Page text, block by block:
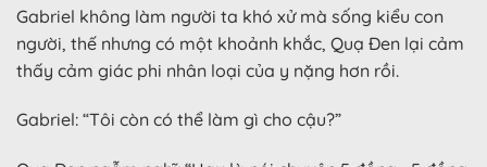
Gabriel không làm người ta khó xử mà sống kiểu con
người, thế nhưng có một khoảnh khắc, Quạ Đen lại cảm
thấy cảm giác phi nhân loại của y nặng hơn rồi.
Gabriel: “Tôi còn có thể làm gì cho cậu?”